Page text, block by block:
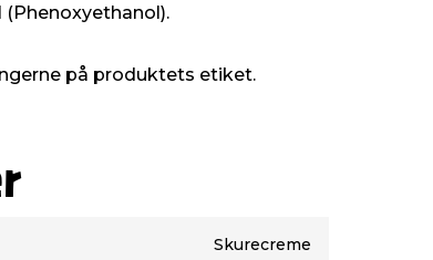
på produktets etiket.
Skurecreme